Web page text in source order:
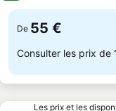
De 55 €
Consulter les prix de
Les prix et les